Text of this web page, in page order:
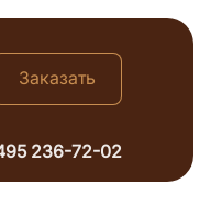
Заказать
236-72-02